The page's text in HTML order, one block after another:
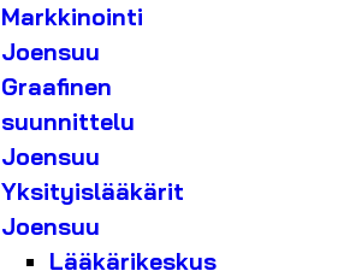
Markkinointi
Joensuu
Graafinen
suunnittelu
Joensuu
Yksityislääkärit
Joensuu
Lääkärikeskus